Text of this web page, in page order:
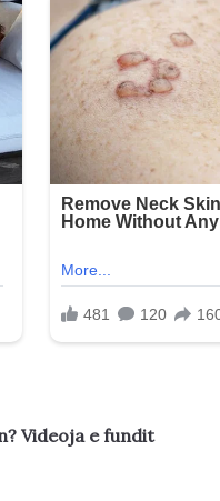
Videoja e fundit